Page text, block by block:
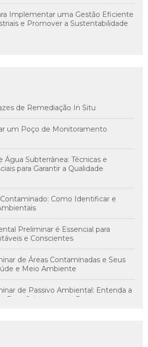
Implementar uma Gestão Eficiente
e Promover a Sustentabilidade
de Remediação In Situ
um Poço de Monitoramento
Subterrânea: Técnicas e
para Garantir a Qualidade
Como Identificar e
Preliminar é Essencial para
e Conscientes
de Áreas Contaminadas e Seus
e Meio Ambiente
de Passivo Ambiental: Entenda a
Benefícios para sua Empresa